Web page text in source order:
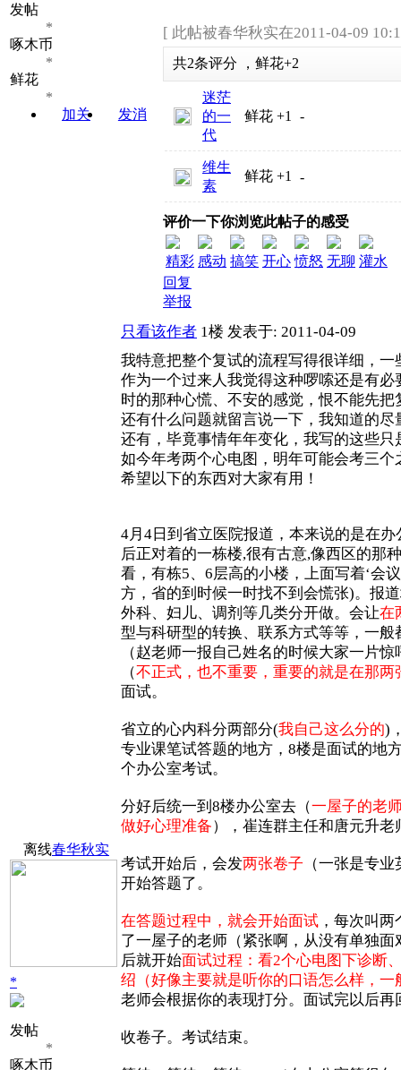
发帖
*
啄木币
*
鲜花
*
加关
发消
[ 此帖被春华秋实在2011-04-09
共2条评分 ， 鲜花+2
迷茫
的一
代
鲜花 +1 -
维生
素
鲜花 +1 -
评价一下你浏览此帖子的感受
精彩 感动 搞笑 开心 愤怒 无聊 灌水
回复
举报
离线春华秋实
*
发帖
*
啄木币
只看该作者 1楼 发表于: 2011-04-09
我特意把整个复试的流程写得很详细，
作为一个过来人我觉得这种啰嗦还是有
时的那种心慌、不安的感觉，恨不能先
还有什么问题就留言说一下，我知道的尽
还有，毕竟事情年年变化，我写的这些
如今年考两个心电图，明年可能会考三
希望以下的东西对大家有用！
4月4日到省立医院报道，本来说的是在
后正对着的一栋楼,很有古意,像西区的那
看，有栋5、6层高的小楼，上面写着‘会
方，省的到时候一时找不到会慌张)。报
外科、妇儿、调剂等几类分开做。会让在
型与科研型的转换、联系方式等等，一
（赵老师一报自己姓名的时候大家一片
（不正式，也不重要，重要的就是在那两
面试。
省立的心内科分两部分(我自己这么分的)
专业课笔试答题的地方，8楼是面试的地
个办公室考试。
分好后统一到8楼办公室去（一屋子的老
做好心理准备），崔连群主任和唐元升
考试开始后，会发两张卷子 （一张是专
开始答题了。
在答题过程中，就会开始面试 ，每次叫
了一屋子的老师（紧张啊，从没有单独
后就开始面试过程：看2个心电图下诊断
绍（好像主要就是听你的口语怎么样，
老师会根据你的表现打分。面试完以后再
收卷子。考试结束。